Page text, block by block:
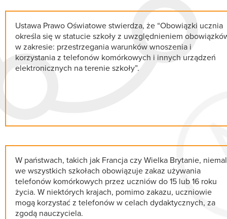
W państwach, takich jak Francja czy Wielka Brytanie, niemal
we wszystkich szkołach obowiązuje zakaz używania
telefonów komórkowych przez uczniów do 15 lub 16 roku
życia. W niektórych krajach, pomimo zakazu, uczniowie
mogą korzystać z telefonów w celach dydaktycznych, za
zgodą nauczyciela.
Ustawa Prawo Oświatowe stwierdza, że “Obowiązki ucznia
określa się w statucie szkoły z uwzględnieniem
w zakresie: przestrzegania warunków wnoszenia i
korzystania z telefonów komórkowych i innych urządzeń
elektronicznych na terenie szkoły”.